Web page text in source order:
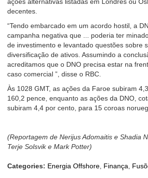
decentes.
“Tendo embarcado em um acordo hostil, a
campanha negativa que ... poderia ter
de investimento e levantado questões sobre
diversificação de ativos. Assumindo a
acreditamos que o DNO precisa estar na
caso comercial ”, disse o RBC.
Às 1028 GMT, as ações da Faroe subiram
160,2 pence, enquanto as ações da DNO,
subiram 4,4 por cento, para 15 coroas
(Reportagem de Nerijus Adomaitis e Shadia
Terje Solsvik e Mark Potter)
Categories: Energia Offshore Finança